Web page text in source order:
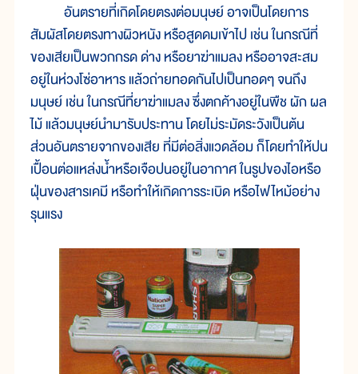
อันตรายที่เกิดโดยตรงต่อมนุษย์ อาจเป็นโดยการ
สัมผัสโดยตรงทางผิวหนัง หรือสูดดมเข้าไป เช่น ในกรณีที่
ของเสียเป็นพวกกรด ด่าง หรือยาฆ่าแมลง หรืออาจสะสม
อยู่ในห่วงโซ่อาหาร แล้วถ่ายทอดกันไปเป็นทอดๆ จนถึง
มนุษย์ เช่น ในกรณีที่ยาฆ่าแมลง ซึ่งตกค้างอยู่ในพืช ผัก ผล
ไม้ แล้วมนุษย์นำมารับประทาน โดยไม่ระมัดระวังเป็นต้น
ส่วนอันตรายจากของเสีย ที่มีต่อสิ่งแวดล้อม ก็โดยทำให้ปน
เปื้อนต่อแหล่งน้ำหรือเจือปนอยู่ในอากาศ ในรูปของไอหรือ
ฝุ่นของสารเคมี หรือทำให้เกิดการระเบิด หรือไฟไหม้อย่าง
รุนแรง